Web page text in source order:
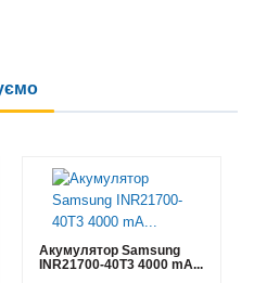
Акумулятор Samsung
INR21700-40T3 4000 mA...